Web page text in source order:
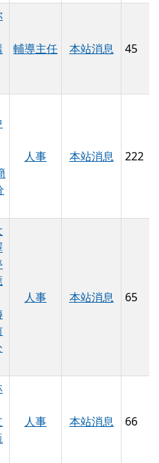
輔導主任 本站消息 45
跳視窗觀看：鳳林國民中學
人事 本站消息 222
人事 本站消息 65
人事 本站消息 66